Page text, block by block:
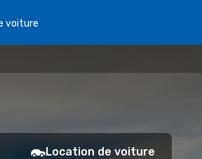
voiture
Location de voiture